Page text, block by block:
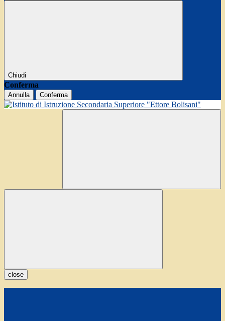
Chiudi
Conferma
Annulla Conferma
close